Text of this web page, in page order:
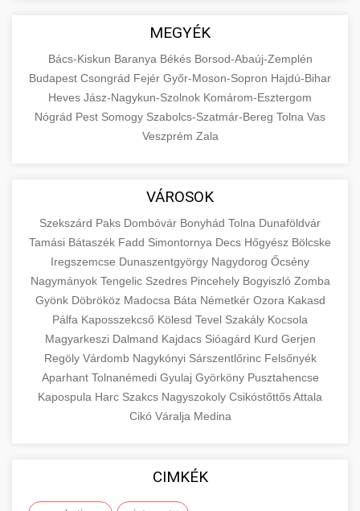
aimarketingugynokseg.hu
digital agency services
Compare top models, features, and prices to
View Top Models e-scooter reviews
🔗 4. prémium linképítés
High-quality backlink acquisition services to
boost your website's authority and search
engine rankings. White-hat techniques only.
📦 5. termékek és
szolgáltatások
+
economics and business. Learn about product
types and service categories.
en.wikipedia.org economic concepts
💶 6. eus pénzek
🚀 8. seo ügynökség +
Expert search engine optimization services to
improve your website's visibility and organic
traffic. Technical SEO, content optimization,
and more.
onlinemarketing101.biz
search optimization experts
💎 9. mellplasztika +
Professional breast augmentation services
with experienced surgeons. Learn about
procedures, recovery, and consultation options
for cosmetic enhancement.
✨ 10. hasplasztika +
Expert tummy tuck procedures to achieve a
flatter, more toned abdomen. Consultation
comprehensive aftercare.
szeptest.com
Professional blepharoplasty procedures to
📈 Paciensek Számának
MEGYÉK
Bács-Kiskun Baranya Békés Borsod-Abaúj-Zemplén
Budapest Csongrád Fejér Győr-Moson-Sopron Hajdú-Bihar
Heves Jász-Nagykun-Szolnok Komárom-Esztergom
Nógrád Pest Somogy Szabolcs-Szatmár-Bereg Tolna Vas
Veszprém Zala
VÁROSOK
Szekszárd Paks Dombóvár Bonyhád Tolna Dunaföldvár
Tamási Bátaszék Fadd Simontornya Decs Hőgyész Bölcske
Iregszemcse Dunaszentgyörgy Nagydorog Őcsény
Nagymányok Tengelic Szedres Pincehely Bogyiszló Zomba
Gyönk Döbrököz Madocsa Báta Németkér Ozora Kakasd
Pálfa Kaposszekcső Kölesd Tevel Szakály Kocsola
Magyarkeszi Dalmand Kajdacs Sióagárd Kurd Gerjen
Regöly Várdomb Nagykónyi Sárszentlőrinc Felsőnyék
Aparhant Tolnanémedi Gyulaj Györköny Pusztahencse
Kapospula Harc Szakcs Nagyszokoly CsikóstőttősAttala
Cikó Váralja Medina
CIMKÉK